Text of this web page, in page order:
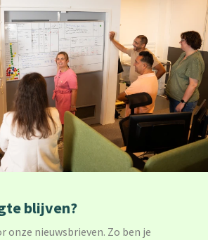
blijven?
onze nieuwsbrieven. Zo ben je